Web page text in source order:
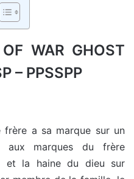
WAR GHOST
– PPSSPP
frère a sa marque sur un
aux marques du frère
et la haine du dieu sur